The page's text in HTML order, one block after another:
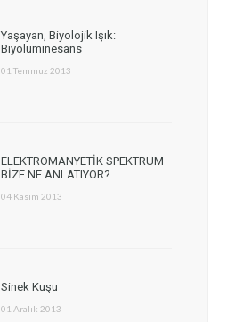
Yaşayan, Biyolojik Işık:
Biyolüminesans
01 Temmuz 2013
ELEKTROMANYETİK SPEKTRUM
BİZE NE ANLATIYOR?
04 Kasım 2013
Sinek Kuşu
01 Aralık 2013